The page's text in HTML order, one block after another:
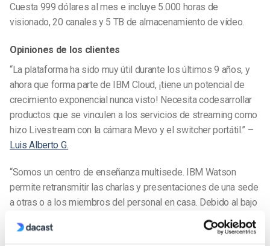
Cuesta 999 dólares al mes e incluye 5.000 horas de
visionado, 20 canales y 5 TB de almacenamiento de vídeo.
Opiniones de los clientes
“La plataforma ha sido muy útil durante los últimos 9 años, y
ahora que forma parte de IBM Cloud, ¡tiene un potencial de
crecimiento exponencial nunca visto! Necesita codesarrollar
productos que se vinculen a los servicios de streaming como
hizo Livestream con la cámara Mevo y el switcher portátil.” –
Luis Alberto G.
“Somos un centro de enseñanza multisede. IBM Watson
permite retransmitir las charlas y presentaciones de una sede
a otras o a los miembros del personal en casa. Debido al bajo
coste del hardware necesario, cualquier PC y una simple
tarjeta de captura, supera a soluciones más caras.” –Jon S.